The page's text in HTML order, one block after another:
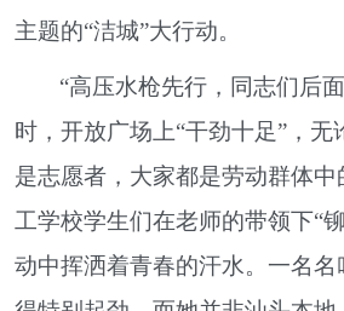
主题的“洁城”大行动。
“高压水枪先行，同志们后
时，开放广场上“干劲十足”，
是志愿者，大家都是劳动群体
工学校学生们在老师的带领下“
动中挥洒着青春的汗水。一名